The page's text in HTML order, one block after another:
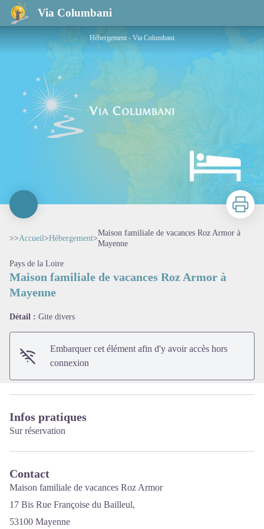
Via Columbani
Maison familiale de vacances Roz Armor à Mayenne
Hébergement - Via Columbani
Imprimer
>>Accueil>Hébergement>
Maison familiale de vacances Roz Armor à
Mayenne
Pays de la Loire
Maison familiale de vacances Roz Armor à
Mayenne
Détail : Gite divers
Embarquer cet élément afin d'y avoir accès hors
connexion
Infos pratiques
Sur réservation
Contact
Maison familiale de vacances Roz Armor
17 Bis Rue Françoise du Bailleul,
53100 Mayenne